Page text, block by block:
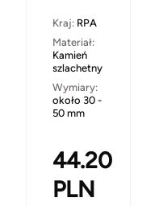
Kraj: RPA
Materiał:
Kamień
szlachetny
Wymiary:
około 30 -
50 mm
44.20
PLN